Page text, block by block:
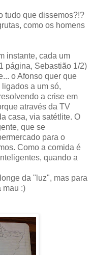
tudo que dissemos?!?
como os homens
instante, cada um
página, Sebastião 1/2)
o Afonso quer que
a um só,
a crise em
através da TV
casa, via satétlite. O
que se
para o
Como a comida é
quando a
da "luz", mas para
mau :)